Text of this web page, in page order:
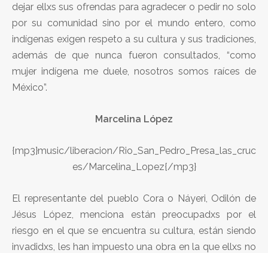
dejar ellxs sus ofrendas para agradecer o pedir no solo
por su comunidad sino por el mundo entero, como
indígenas exigen respeto a su cultura y sus tradiciones,
además de que nunca fueron consultados, “como
mujer indígena me duele, nosotros somos raíces de
México”.
Marcelina López
{mp3}music/liberacion/Rio_San_Pedro_Presa_las_cruc
es/Marcelina_Lopez{/mp3}
El representante del pueblo Cora o Náyeri, Odilón de
Jésus López, menciona están preocupadxs por el
riesgo en el que se encuentra su cultura, están siendo
invadidxs, les han impuesto una obra en la que ellxs no